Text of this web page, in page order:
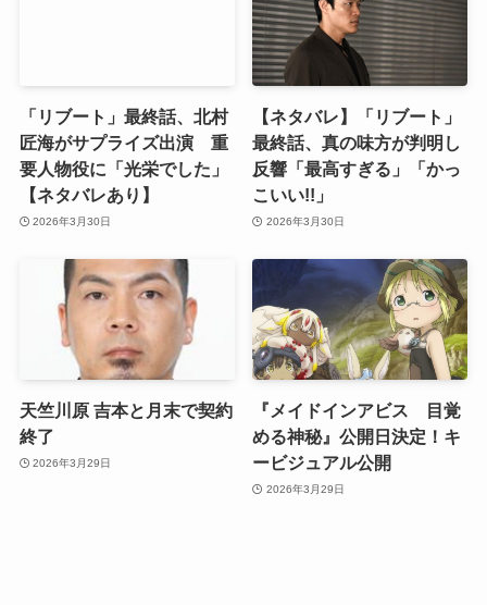
「リブート」最終話、北村
匠海がサプライズ出演 重
要人物役に「光栄でした」
【ネタバレあり】
2026年3月30日
【ネタバレ】「リブート」
最終話、真の味方が判明し
反響「最高すぎる」「かっ
こいい!!」
2026年3月30日
天竺川原 吉本と月末で契約
終了
2026年3月29日
『メイドインアビス 目覚
める神秘』公開日決定！キ
ービジュアル公開
2026年3月29日